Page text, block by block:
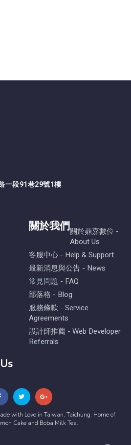
一段91巷29號1樓
關於我們關於鼎嘉數位 -
About Us
客服中心 - Help & Support
最新消息與公告 - News
常見問題 - FAQ
部落格 - Blog
服務條款 - Service
Agreements
設計師推薦 - Web Developer
Referrals
with Love in Taiwan, Taichung. Home of
Cake and Boba Milk Tea.